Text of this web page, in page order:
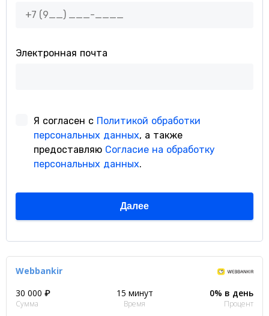
Webbankir
30 000 ₽
Сумма
15 минут
Время
0% в день
Процент